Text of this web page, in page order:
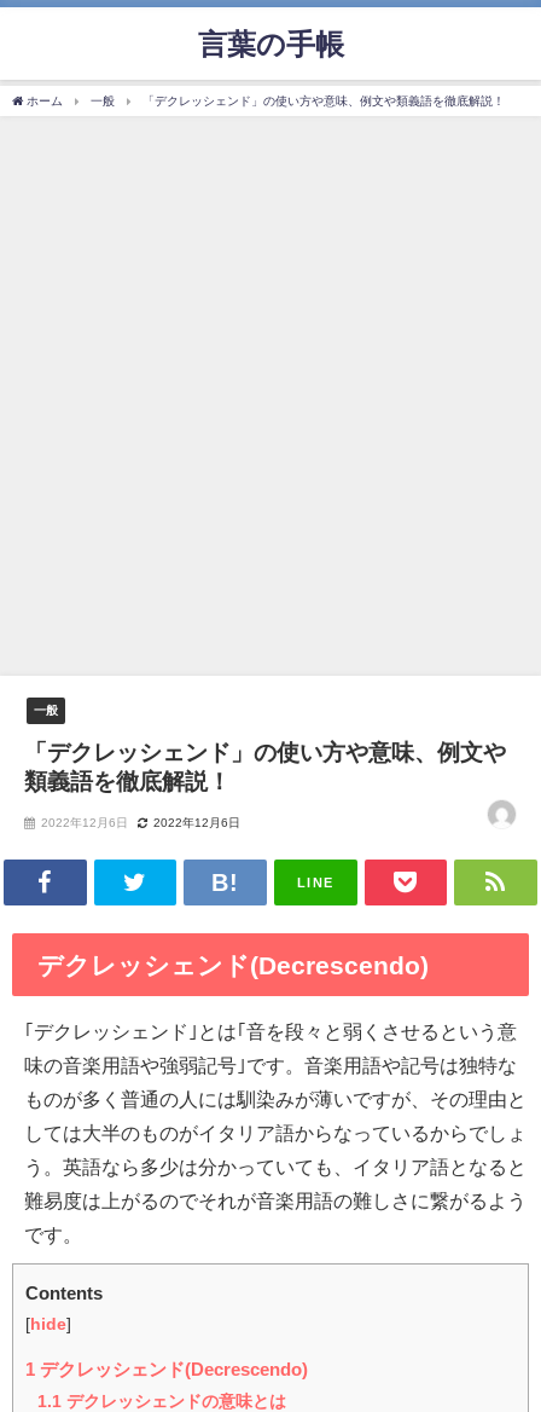
言葉の手帳
ホーム 一般 「デクレッシェンド」の使い方や意味、例文や類義語を徹底解説！
一般
「デクレッシェンド」の使い方や意味、例文や
類義語を徹底解説！
2022年12月6日 2022年12月6日
LINE
デクレッシェンド(Decrescendo)
｢デクレッシェンド｣とは｢音を段々と弱くさせるという意
味の音楽用語や強弱記号｣です。音楽用語や記号は独特な
ものが多く普通の人には馴染みが薄いですが、その理由と
しては大半のものがイタリア語からなっているからでしょ
う。英語なら多少は分かっていても、イタリア語となると
難易度は上がるのでそれが音楽用語の難しさに繋がるよう
です。
Contents
[ hide]
1 デクレッシェンド(Decrescendo)
1.1 デクレッシェンドの意味とは